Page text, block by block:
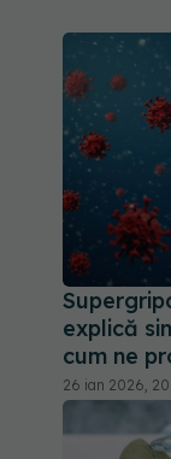
explică
cum ne
26 ian 2026,